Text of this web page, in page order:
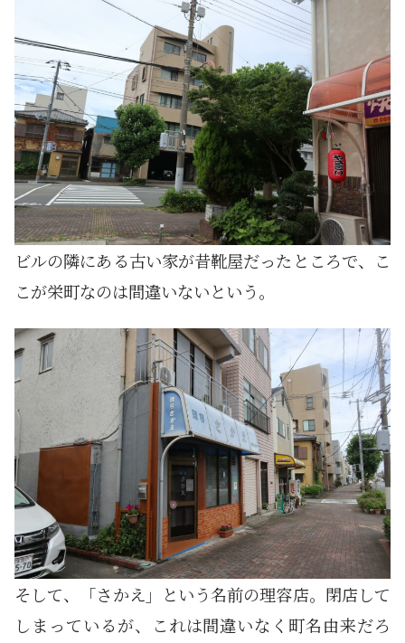
ビルの隣にある古い家が昔靴屋だったところで、こ
こが栄町なのは間違いないという。
そして、「さかえ」という名前の理容店。閉店して
しまっているが、これは間違いなく町名由来だろ